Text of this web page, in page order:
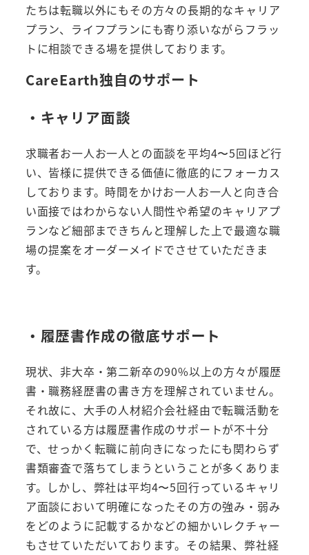
たちは転職以外にもその方々の長期的なキャリア
プラン、ライフプランにも寄り添いながらフラッ
トに相談できる場を提供しております。
CareEarth独自のサポート
・キャリア面談
求職者お一人お一人との面談を平均4〜5回ほど行
い、皆様に提供できる価値に徹底的にフォーカス
しております。時間をかけお一人お一人と向き合
い面接ではわからない人間性や希望のキャリアプ
ランなど細部まできちんと理解した上で最適な職
場の提案をオーダーメイドでさせていただきま
す。
・履歴書作成の徹底サポート
現状、非大卒・第二新卒の90%以上の方々が履歴
書・職務経歴書の書き方を理解されていません。
それ故に、大手の人材紹介会社経由で転職活動を
されている方は履歴書作成のサポートが不十分
で、せっかく転職に前向きになったにも関わらず
書類審査で落ちてしまうということが多くありま
す。しかし、弊社は平均4〜5回行っているキャリ
ア面談において明確になったその方の強み・弱み
をどのように記載するかなどの細かいレクチャー
もさせていただいております。その結果、弊社経